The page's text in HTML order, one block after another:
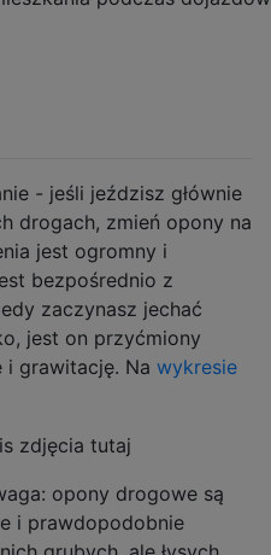
- jeśli jeździsz głównie
drogach, zmień opony na
jest ogromny i
bezpośrednio z
zaczynasz jechać
jest on przyćmiony
grawitację. Na wykresie
opony drogowe są
i prawdopodobnie